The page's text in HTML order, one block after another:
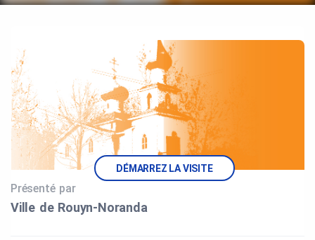
DÉMARREZ LA VISITE
Présenté par
Ville de Rouyn‑Noranda